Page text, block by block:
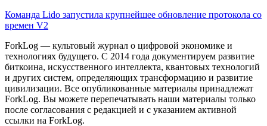
Команда Lido запустила крупнейшее обновление протокола со
времен V2
ForkLog — культовый журнал о цифровой экономике и
технологиях будущего. С 2014 года документируем развитие
биткоина, искусственного интеллекта, квантовых технологий
и других систем, определяющих трансформацию и развитие
цивилизации. Все опубликованные материалы принадлежат
ForkLog. Вы можете перепечатывать наши материалы только
после согласования с редакцией и с указанием активной
ссылки на ForkLog.